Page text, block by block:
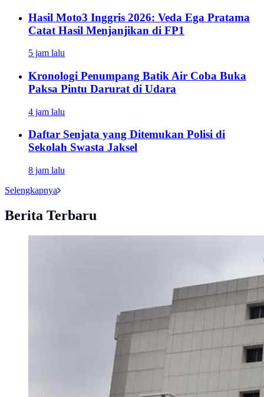
Hasil Moto3 Inggris 2026: Veda Ega Pratama
Catat Hasil Menjanjikan di FP1
5 jam lalu
Kronologi Penumpang Batik Air Coba Buka
Paksa Pintu Darurat di Udara
4 jam lalu
Daftar Senjata yang Ditemukan Polisi di
Sekolah Swasta Jaksel
8 jam lalu
Selengkapnya
Berita Terbaru